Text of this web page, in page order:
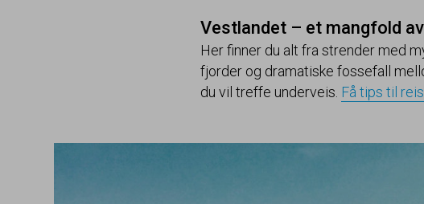
Vestlandet – et mangfold
Her finner du alt fra strender med
fjorder og dramatiske fossefall
du vil treffe underveis. Få tips til